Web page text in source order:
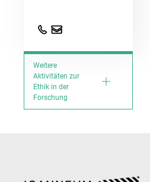
Weitere
Aktivitäten zur
Ethik in der
Forschung